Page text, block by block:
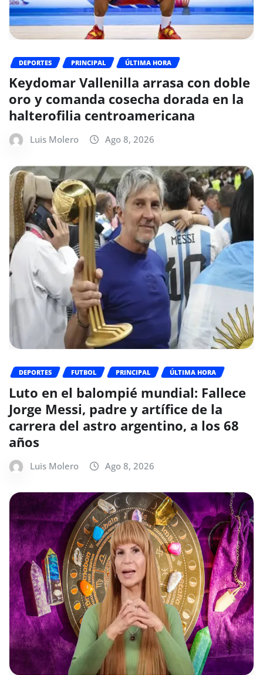
DEPORTES PRINCIPAL ÚLTIMA HORA
Keydomar Vallenilla arrasa con doble
oro y comanda cosecha dorada en la
halterofilia centroamericana
Luis Molero Ago 8, 2026
DEPORTES FUTBOL PRINCIPAL ÚLTIMA HORA
Luto en el balompié mundial: Fallece
Jorge Messi, padre y artífice de la
carrera del astro argentino, a los 68
años
Luis Molero Ago 8, 2026